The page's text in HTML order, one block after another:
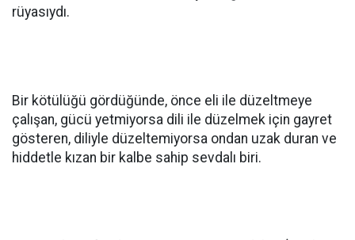
rüyasıydı.
Bir kötülüğü gördüğünde, önce eli ile düzeltmeye
çalışan, gücü yetmiyorsa dili ile düzelmek için gayret
gösteren, diliyle düzeltemiyorsa ondan uzak duran ve
hiddetle kızan bir kalbe sahip sevdalı biri.